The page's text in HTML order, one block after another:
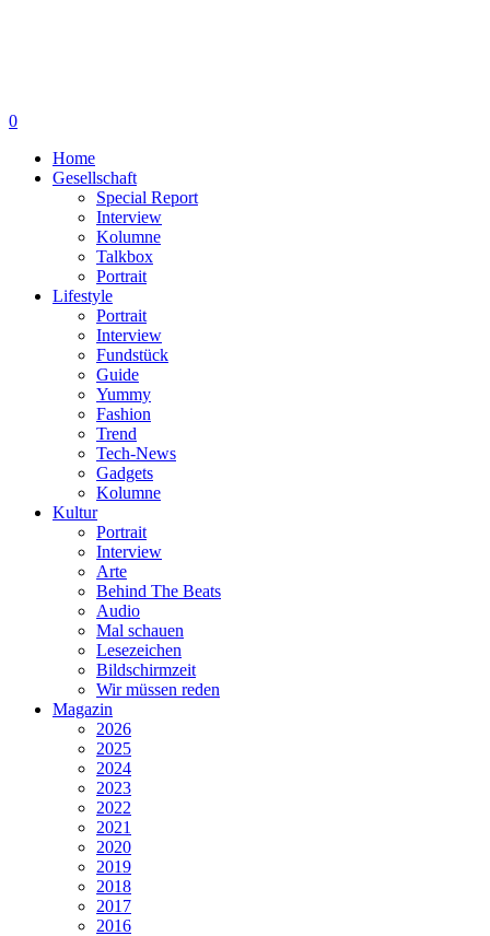
0
Home
Gesellschaft
Special Report
Interview
Kolumne
Talkbox
Portrait
Lifestyle
Portrait
Interview
Fundstück
Guide
Yummy
Fashion
Trend
Tech-News
Gadgets
Kolumne
Kultur
Portrait
Interview
Arte
Behind The Beats
Audio
Mal schauen
Lesezeichen
Bildschirmzeit
Wir müssen reden
Magazin
2026
2025
2024
2023
2022
2021
2020
2019
2018
2017
2016